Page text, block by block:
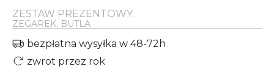
ZESTAW PREZENTOWY:
ZEGAREK, BUTLA
bezpłatna wysyłka w 48-72h
zwrot przez rok